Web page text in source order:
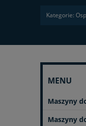
Kategorie:
MENU
Maszyny
Maszyny